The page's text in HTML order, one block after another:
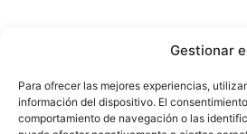
Gestionar
Para ofrecer las mejores experiencias,
información del dispositivo. El
comportamiento de navegación o las